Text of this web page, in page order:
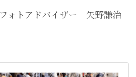
フォトアドバイザー 矢野謙治